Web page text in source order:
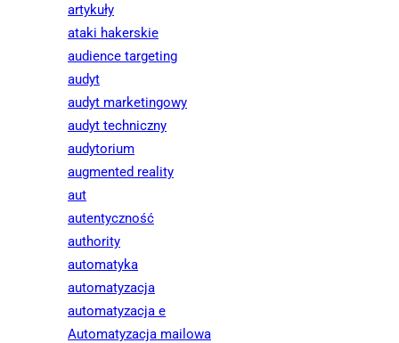
artykuły
ataki hakerskie
audience targeting
audyt
audyt marketingowy
audyt techniczny
audytorium
augmented reality
aut
autentyczność
authority
automatyka
automatyzacja
automatyzacja e
Automatyzacja mailowa